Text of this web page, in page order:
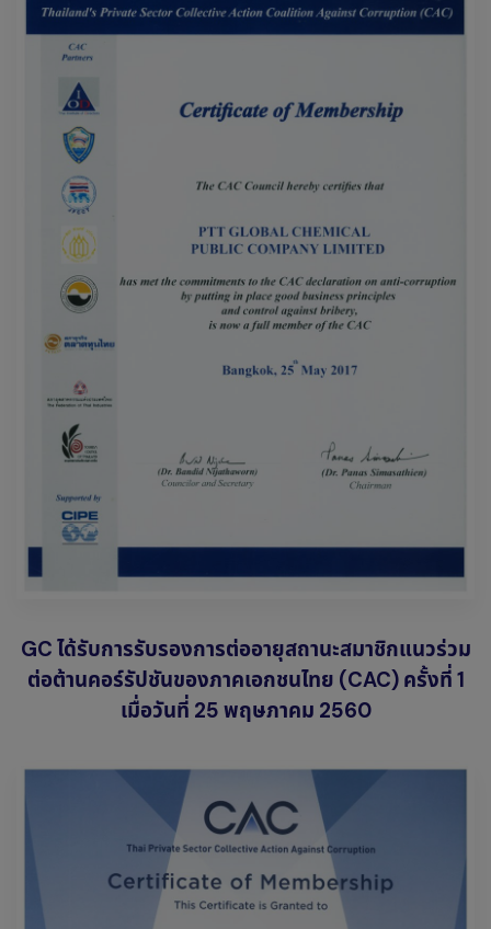
GC ได้รับการรับรองการต่ออายุสถานะสมาชิกแนวร่วม
ต่อต้านคอร์รัปชันของภาคเอกชนไทย (CAC) ครั้งที่ 1
เมื่อวันที่ 25 พฤษภาคม 2560